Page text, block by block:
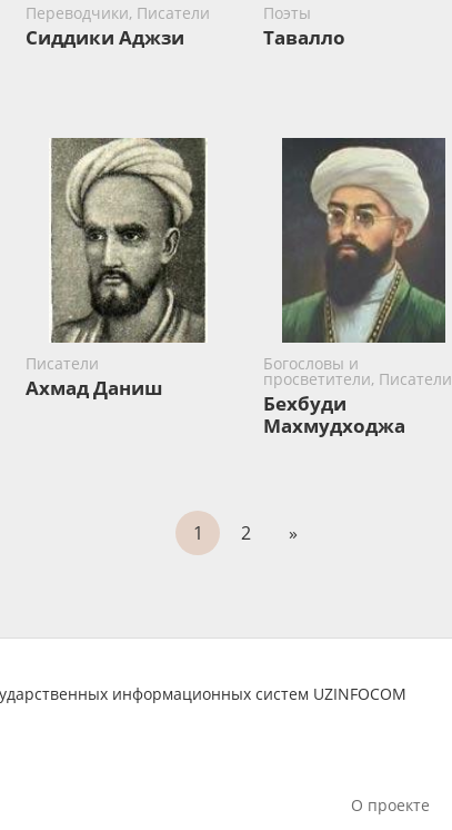
Переводчики, Писатели
Сиддики Аджзи
Поэты
Тавалло
Писатели
Ахмад Даниш
Богословы и
просветители, Писатели
Бехбуди
Махмудходжа
1 2 »
информационных систем UZINFOCOM
О проекте